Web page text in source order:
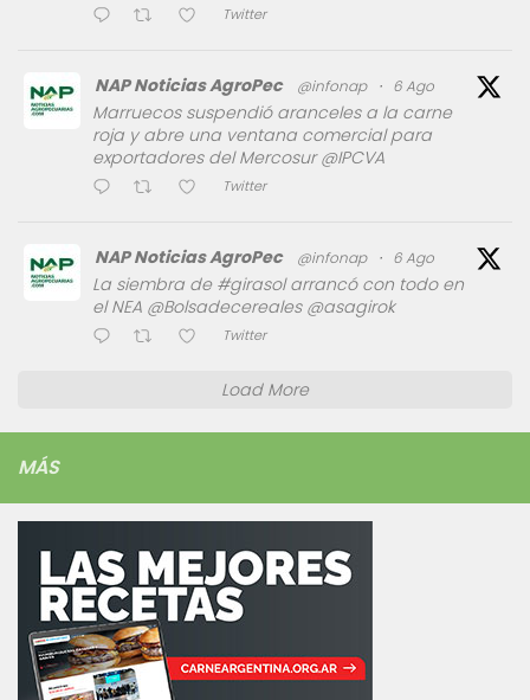
Twitter
NAP Noticias AgroPec @infonap · 6 Ago
Marruecos suspendió aranceles a la carne
roja y abre una ventana comercial para
exportadores del Mercosur @IPCVA
Twitter
NAP Noticias AgroPec @infonap · 6 Ago
La siembra de #girasol arrancó con todo en
el NEA @Bolsadecereales @asagirok
Twitter
Load More
MÁS